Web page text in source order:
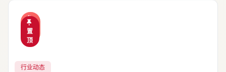
热
门
置
顶
行业动态